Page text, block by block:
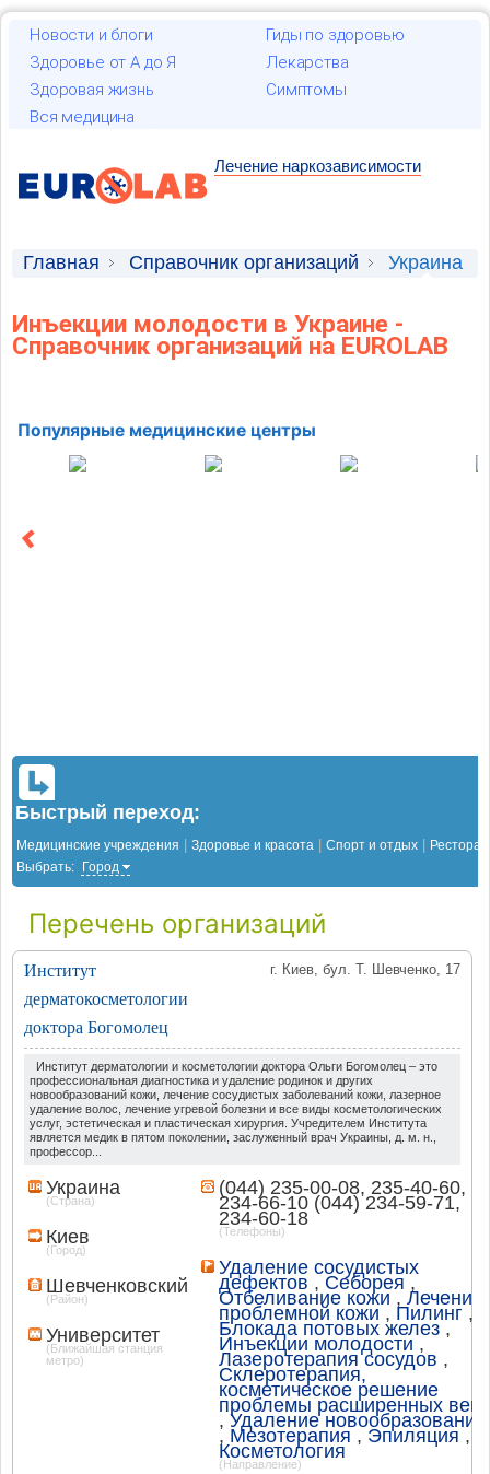
Новости и блоги
Гиды по здоровью
Здоровье от А до Я
Лекарства
Здоровая жизнь
Симптомы
Вся медицина
Лечение наркозависимости
Главная Справочник организаций Украина
Инъекции молодости в Украине -
Справочник организаций на EUROLAB
Популярные медицинские центры
Быстрый переход:
Медицинские учреждения Здоровье и красота Спорт и отдых
Выбрать:
Город
Перечень организаций
г. Киев, бул. Т. Шевченко, 17
Институт
дерматокосметологии
доктора Богомолец
Институт дерматологии и косметологии доктора Ольги Богомолец – это
профессиональная диагностика и удаление родинок и других
новообразований кожи, лечение сосудистых заболеваний кожи, лазерное
удаление волос, лечение угревой болезни и все виды косметологических
услуг, эстетическая и пластическая хирургия. Учредителем Института
является медик в пятом поколении, заслуженный врач Украины, д. м. н.,
профессор...
Украина
(Страна)
Киев
(Город)
Шевченковcкий
(Район)
Университет
(Ближайшая станция
метро)
(044) 235-00-08, 235-40-60,
234-66-10 (044) 234-59-71,
234-60-18
(Телефоны)
Удаление сосудистых
дефектов , Себорея ,
Отбеливание кожи , Лечение
проблемной кожи , Пилинг ,
Блокада потовых желез ,
Инъекции молодости ,
Лазеротерапия сосудов ,
Склеротерапия,
косметическое решение
проблемы расширенных вен
, Удаление новообразований
, Мезотерапия , Эпиляция ,
Косметология
(Направление)